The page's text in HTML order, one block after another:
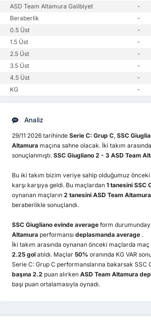
ASD Team Altamura Galibiyet -
Beraberlik -
0.5 Üst -
1.5 Üst -
2.5 Üst -
3.5 Üst -
4.5 Üst -
KG -
Analiz
29/11 2026 tarihinde Serie C: Grup C, SSC
Altamura maçına sahne olacak. İki takım
sonuçlanmıştı. SSC Giugliano 2 - 3 ASD Team
Bu iki takım bizim veriye sahip olduğumuz
karşı karşıya geldi. Bu maçlardan 1 tanesini SSC
oynanan maçların 2 tanesini ASD Team
beraberlikle sonuçlandı.
SSC Giugliano evinde average form
Altamura performansı deplasmanda average .
İki takım arasında oynanan önceki maçlarda maç
2.25 gol atıldı. Maçlar 50% oranında KG VAR
Serie C: Grup C performanslarına bakarsak SSC
başına 2.2 puan alırken ASD Team Altamura
başı puan ortalamasıyla oynadı.